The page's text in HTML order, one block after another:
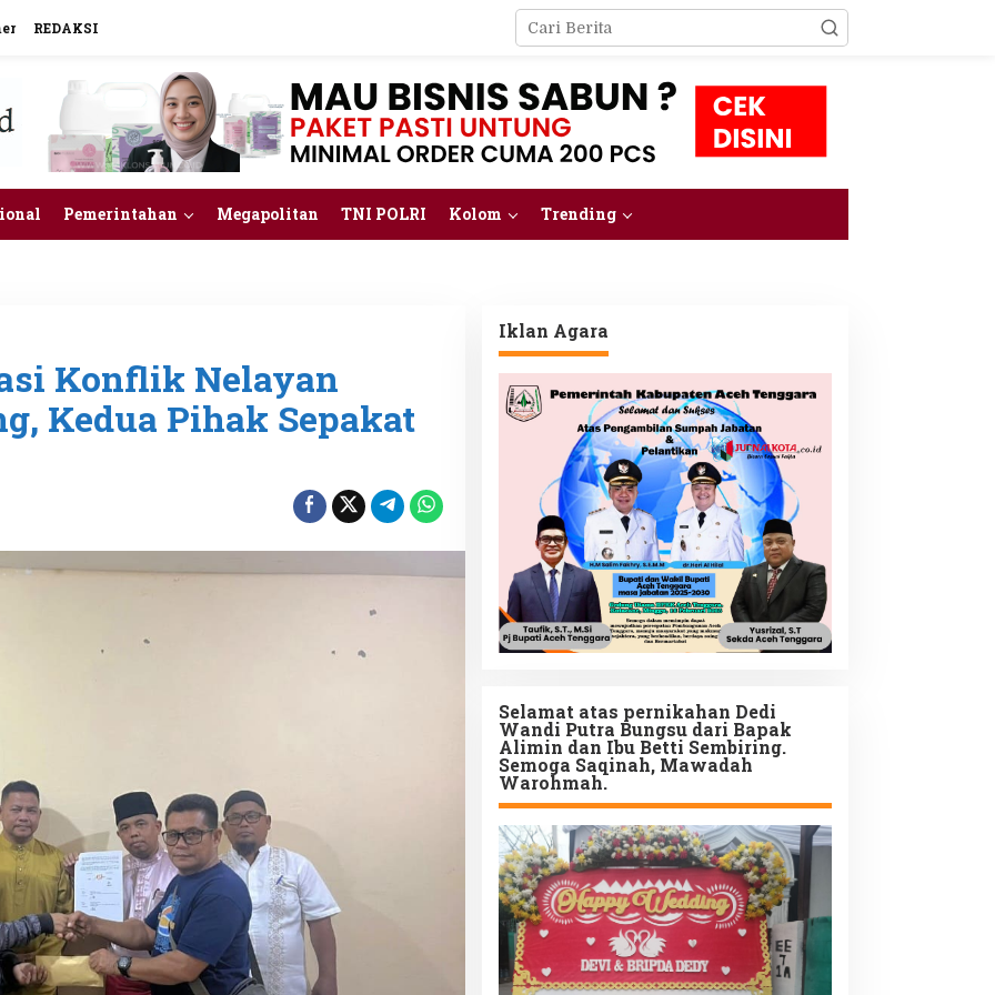
REDAKSI
Pemerintahan Megapolitan TNI POLRI Kolom Trending
Konflik Nelayan
Kedua Pihak Sepakat
Iklan Agara
Selamat atas pernikahan Dedi
Wandi Putra Bungsu dari Bapak
Alimin dan Ibu Betti Sembiring.
Semoga Saqinah, Mawadah
Warohmah.